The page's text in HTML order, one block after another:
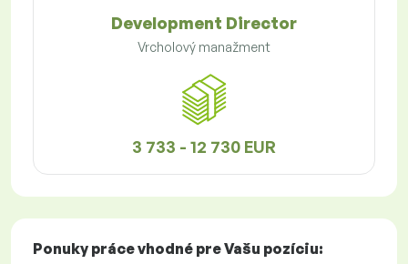
Development Director
Vrcholový manažment
3 733 - 12 730 EUR
Ponuky prácevhodné pre Vašu pozíciu: